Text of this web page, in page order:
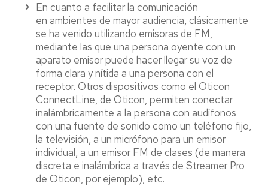
En cuanto a facilitar la comunicación
en ambientes de mayor audiencia, clásicamente
se ha venido utilizando emisoras de FM,
mediante las que una persona oyente con un
aparato emisor puede hacer llegar su voz de
forma clara y nítida a una persona con el
receptor. Otros dispositivos como el Oticon
ConnectLine, de Oticon, permiten conectar
inalámbricamente a la persona con audífonos
con una fuente de sonido como un teléfono fijo,
la televisión, a un micrófono para un emisor
individual, a un emisor FM de clases (de manera
discreta e inalámbrica a través de Streamer Pro
de Oticon, por ejemplo), etc.